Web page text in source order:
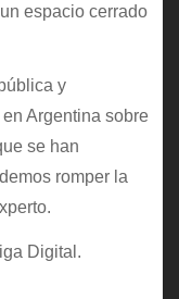
espacio cerrado
y
Argentina sobre
se han
romper la
Digital.